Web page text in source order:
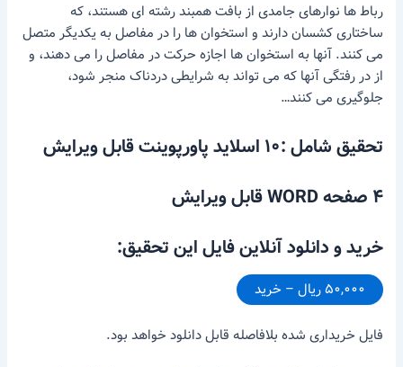
رباط ها نوارهای جامدی از بافت همبند رشته ای هستند، که
ساختاری کشسان دارند و استخوان ها را در مفاصل به یکدیگر متصل
می کنند. آنها به استخوان ها اجازه حرکت در مفاصل را می دهند، و
از در رفتگی آنها که می تواند به شرایطی دردناک منجر شود،
جلوگیری می کنند…
تحقیق شامل :۱۰ اسلاید پاورپوینت قابل ویرایش
۴ صفحه WORD قابل ویرایش
خرید و دانلود آنلاین فایل این تحقیق:
۵۰,۰۰۰ ریال – خرید
فایل خریداری شده بلافاصله قابل دانلود خواهد بود.